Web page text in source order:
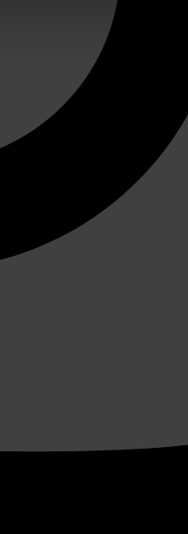
onze site met onze
met andere informatie